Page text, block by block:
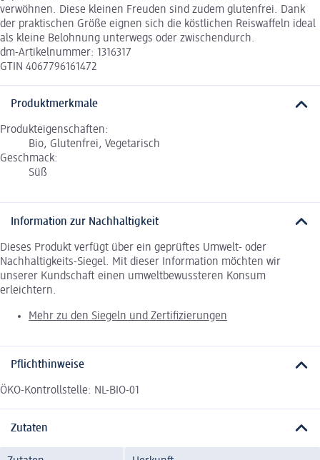
verwöhnen. Diese kleinen Freuden sind zudem glutenfrei. Dank
der praktischen Größe eignen sich die köstlichen Reiswaffeln ideal
als kleine Belohnung unterwegs oder zwischendurch.
dm-Artikelnummer: 1316317
GTIN 4067796161472
Produktmerkmale
Produkteigenschaften:
Bio, Glutenfrei, Vegetarisch
Geschmack:
Süß
Information zur Nachhaltigkeit
Dieses Produkt verfügt über ein geprüftes Umwelt- oder
Nachhaltigkeits-Siegel. Mit dieser Information möchten wir
unserer Kundschaft einen umweltbewussteren Konsum
erleichtern.
Mehr zu den Siegeln und Zertifizierungen
Pflichthinweise
ÖKO-Kontrollstelle: NL-BIO-01
Zutaten